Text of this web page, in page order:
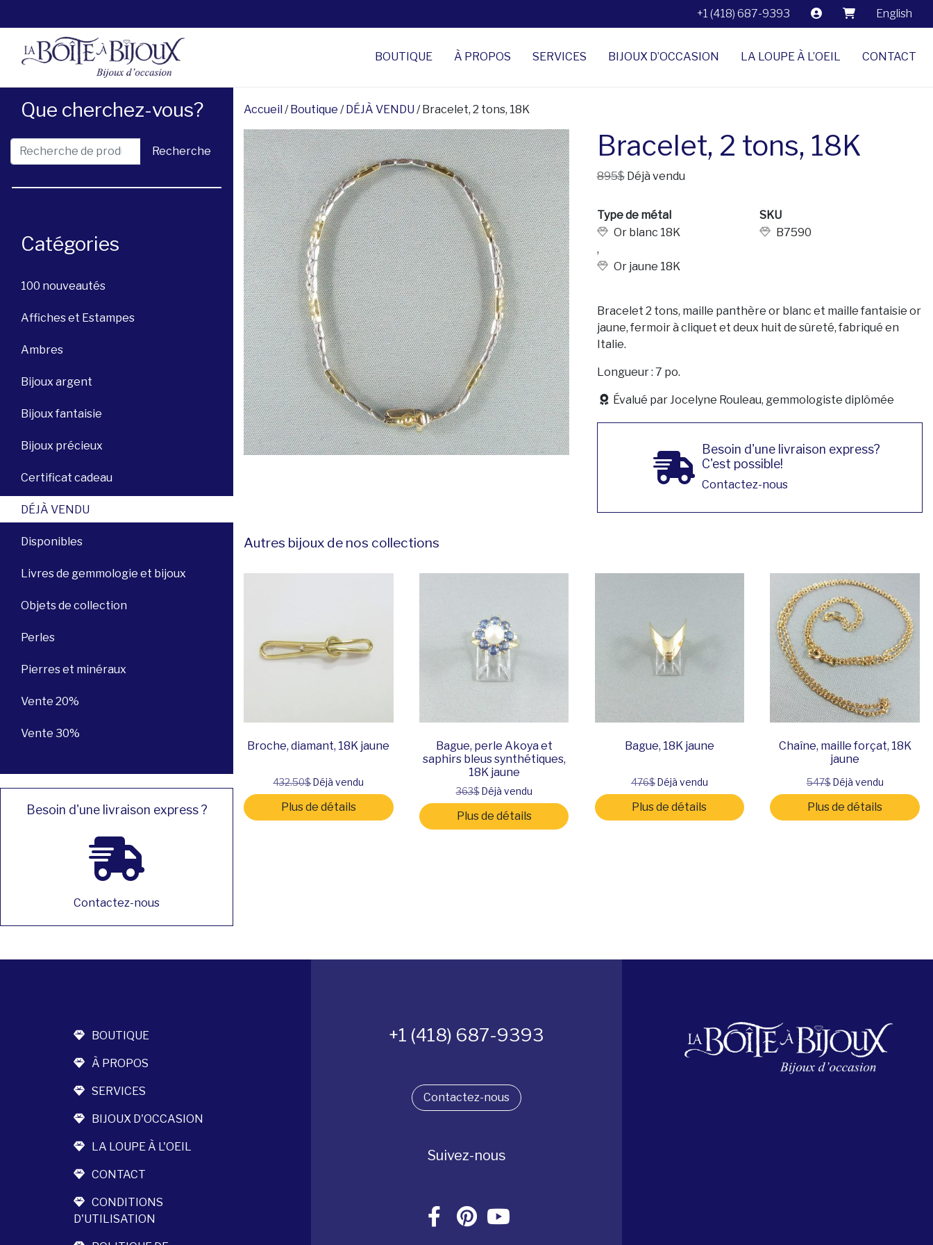
+1 (418) 687-9393 English
BOUTIQUE À PROPOS SERVICES BIJOUX D’OCCASION LA LOUPE À L’OEIL CONTACT
Que cherchez-vous?
Recherche pour : Recherche
Catégories
100 nouveautés
Affiches et Estampes
Ambres
Bijoux argent
Bijoux fantaisie
Bijoux précieux
Certificat cadeau
DÉJÀ VENDU
Disponibles
Livres de gemmologie et bijoux
Objets de collection
Perles
Pierres et minéraux
Vente 20%
Vente 30%
Besoin d'une livraison express ?
Contactez-nous
Accueil /Boutique /DÉJÀ VENDU / Bracelet, 2 tons, 18K
Bracelet, 2 tons, 18K
895$Déjà vendu
Type de métal
Or blanc 18K
,
Or jaune 18K
SKU
B7590
Bracelet 2 tons, maille panthère or blanc et maille fantaisie or
jaune, fermoir à cliquet et deux huit de sûreté, fabriqué en
Italie.
Longueur : 7 po.
Évalué par Jocelyne Rouleau, gemmologiste diplômée
Besoin d'une livraison express?
C'est possible!
Contactez-nous
Autres bijoux de nos collections
Broche, diamant, 18K jaune
432.50$Déjà vendu
Plus de détails
Bague, perle Akoya et
saphirs bleus synthétiques,
18K jaune
363$Déjà vendu
Plus de détails
Bague, 18K jaune
476$Déjà vendu
Plus de détails
Chaîne, maille forçat, 18K
jaune
547$Déjà vendu
Plus de détails
BOUTIQUE
À PROPOS
SERVICES
BIJOUX D'OCCASION
LA LOUPE À L'OEIL
CONTACT
CONDITIONS
D'UTILISATION
+1 (418) 687-9393
Contactez-nous
Suivez-nous